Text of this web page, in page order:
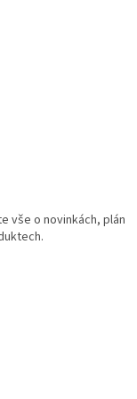
vše o novinkách, plán